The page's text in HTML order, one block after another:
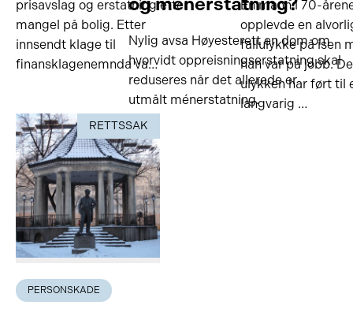
prisavslag og erstatning etter
mangel på bolig. Etter
innsendt klage til
finansklagenemnda va…
Nylig avsa Høyesterett en dom om
hvorvidt oppreisningserstatning skal
reduseres når det allerede er
utmålt ménerstatning.
En mann i 70-
opplevde en
fallulykke på isen
han var på jobb.
ulykken har ført til
langvarig …
RETTSSAK
PERSONSKADE